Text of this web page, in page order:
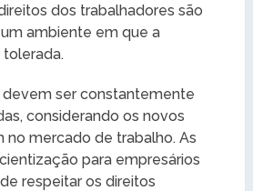
dos trabalhadores são
ambiente em que a
ser constantemente
considerando os novos
no mercado de trabalho. As
para empresários
respeitar os direitos